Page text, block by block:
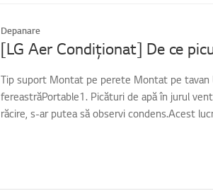
Depanare
Tip suport Montat pe perete Montat pe tavan
fereastrăPortable1. Picături de apă în jurul
răcire, s-ar putea să observi condens.Acest